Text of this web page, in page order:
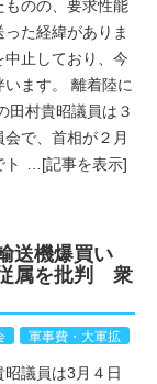
ものの、要求性能
た経緯がありま
止しており、今
ます。 離着陸に
村貴昭議員は３
で、首相が２月
ト
… [記事を表示]
送機爆買い
属を批判 衆
軍事費・大軍拡
議員は3月４日